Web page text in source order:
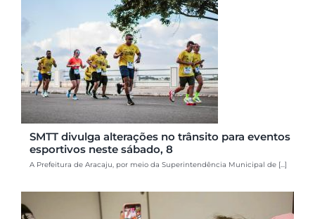
SMTT divulga alterações no trânsito para eventos
esportivos neste sábado, 8
A Prefeitura de Aracaju, por meio da Superintendência Municipal de [...]